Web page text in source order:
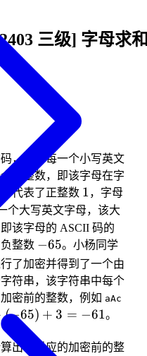
三级] 字母求
，对于每一个小写英文
正整数，即该字母在字
代表了正整数 1
1，字母
个大写英文字母，该大
该字母的 ASCII 码的
整数 -65
−65。小杨同学
了加密并得到了一个由
符串，该字符串中每个
密前的整数，例如 aAc
61
(−65) + 3 = −61。
出它对应的加密前的整